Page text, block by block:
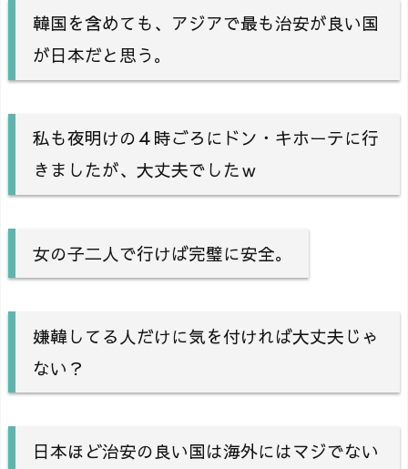
韓国を含めても、アジアで最も治安が良い国
が日本だと思う。
私も夜明けの４時ごろにドン・キホーテに行
きましたが、大丈夫でしたｗ
女の子二人で行けば完璧に安全。
嫌韓してる人だけに気を付ければ大丈夫じゃ
ない？
日本ほど治安の良い国は海外にはマジでない